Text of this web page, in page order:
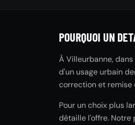
POURQUOI UN
À Villeurbanne,
d'un usage urbain
correction et remise
Pour un choix plus
détaille l'offre. Notre